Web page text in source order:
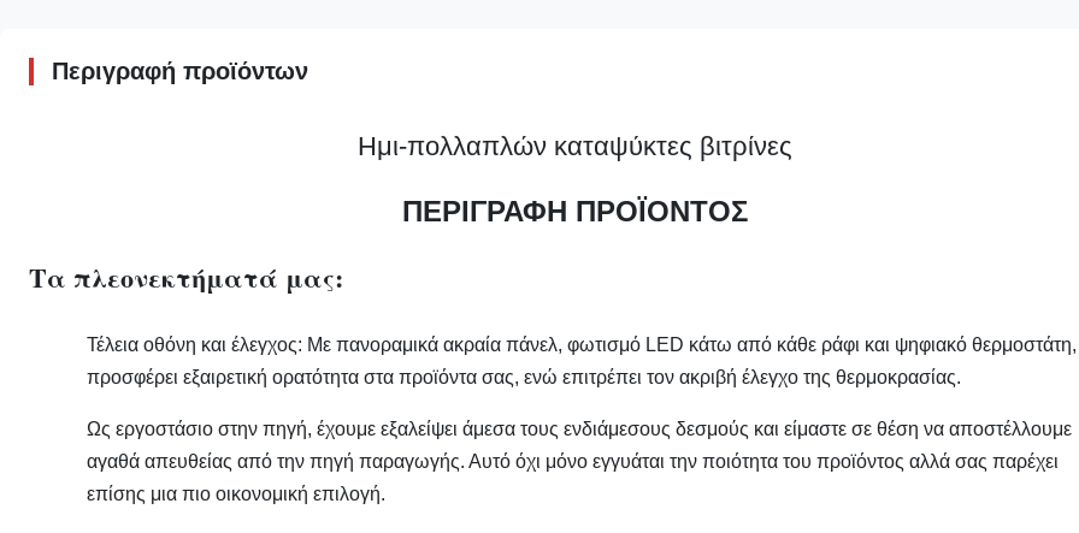
Περιγραφή προϊόντων
Ημι-πολλαπλών καταψύκτες βιτρίνες
ΠΕΡΙΓΡΑΦΗ ΠΡΟΪΟΝΤΟΣ
Τα πλεονεκτήματά μας:
Τέλεια οθόνη και έλεγχος: Με πανοραμικά ακραία πάνελ, φωτισμό LED κάτω από κάθε ράφι και ψηφιακό θερμοστάτη,
προσφέρει εξαιρετική ορατότητα στα προϊόντα σας, ενώ επιτρέπει τον ακριβή έλεγχο της θερμοκρασίας.
Ως εργοστάσιο στην πηγή, έχουμε εξαλείψει άμεσα τους ενδιάμεσους δεσμούς και είμαστε σε θέση να αποστέλλουμε
αγαθά απευθείας από την πηγή παραγωγής. Αυτό όχι μόνο εγγυάται την ποιότητα του προϊόντος αλλά σας παρέχει
επίσης μια πιο οικονομική επιλογή.